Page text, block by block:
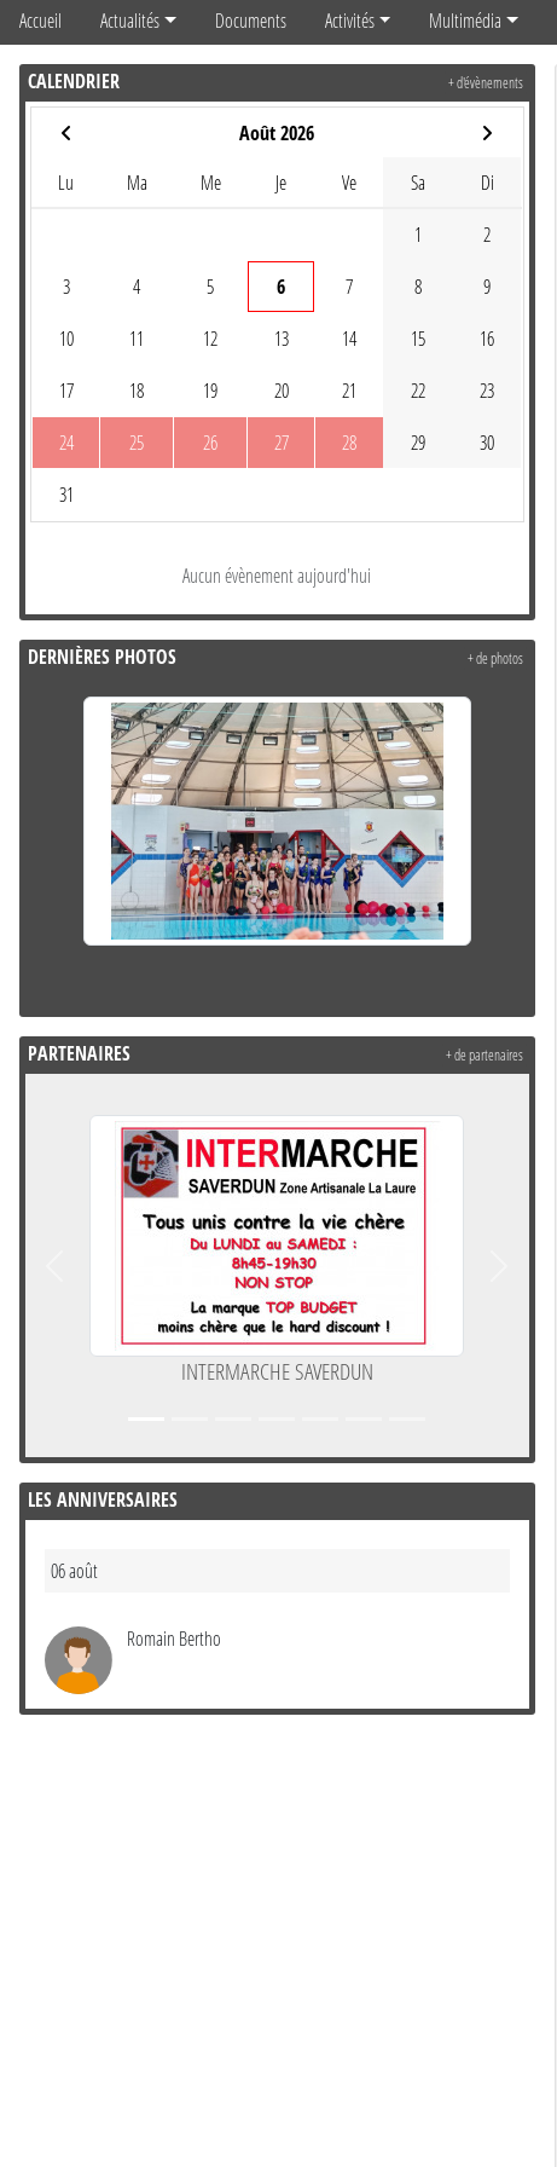
Accueil Actualités Documents Activités Multimédia
CALENDRIER
Août 2026
Lu Ma Me Je Ve Sa Di
1 2
3 4 5 6 7 8 9
10 11 12 13 14 15 16
17 18 19 20 21 22 23
24 25 26 27 28 29 30
31
Aucun évènement aujourd'hui
+ d'évènements
DERNIÈRES PHOTOS + de photos
PARTENAIRES
INTERMARCHE SAVERDUN
+ de partenaires
LES ANNIVERSAIRES
06 août
Romain Bertho